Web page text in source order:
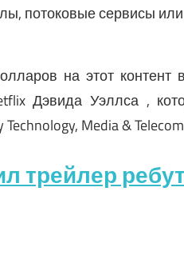
потоковые сервисы
на этот контент
Дэвида Уэллса ,
Media &
трейлер